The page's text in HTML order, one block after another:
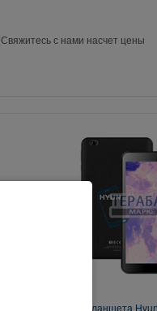
Свяжитесь с нами насчет цены
Аккумулятор для планшета